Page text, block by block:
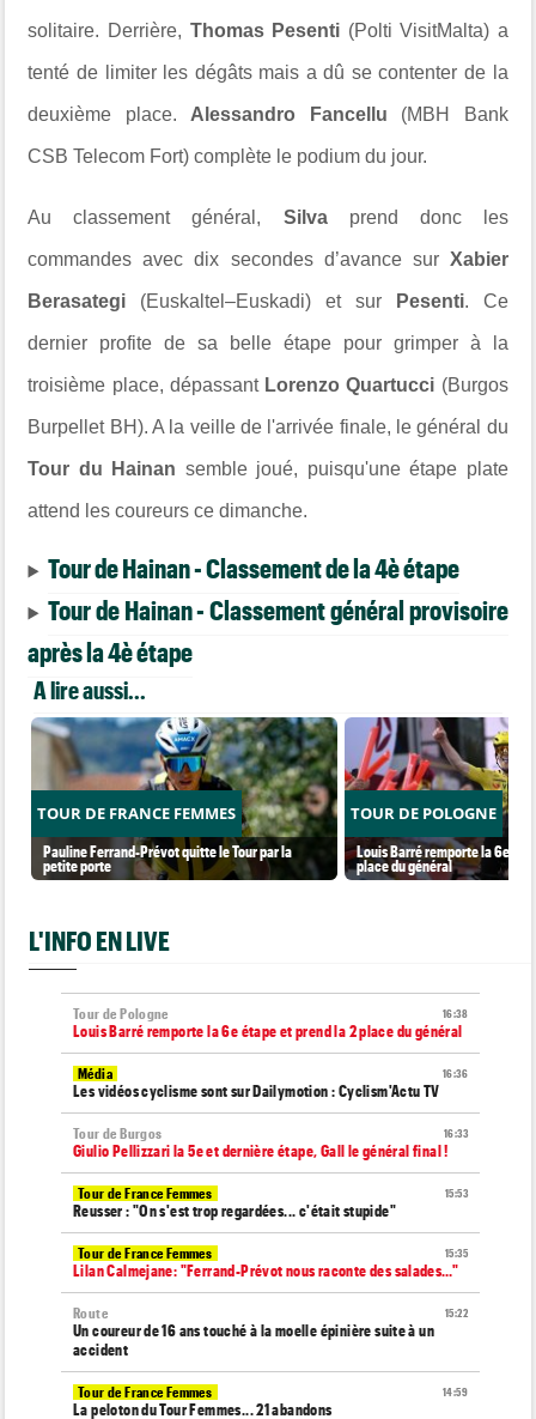
solitaire. Derrière, Thomas Pesenti (Polti VisitMalta) a
tenté de limiter les dégâts mais a dû se contenter de la
deuxième place. Alessandro Fancellu (MBH Bank
CSB Telecom Fort) complète le podium du jour.
Au classement général, Silva prend donc les
commandes avec dix secondes d’avance sur Xabier
Berasategi (Euskaltel–Euskadi) et sur Pesenti. Ce
dernier profite de sa belle étape pour grimper à la
troisième place, dépassantLorenzo Quartucci (Burgos
Burpellet BH). A la veille de l'arrivée finale, le général du
Tour du Hainan semble joué, puisqu'une étape plate
attend les coureurs ce dimanche.
Tour de Hainan - Classement de la 4è étape
Tour de Hainan - Classement général provisoire
après la 4è étape
A lire aussi...
TOUR DE FRANCE FEMMES
Pauline Ferrand-Prévot quitte le Tour par la
petite porte
TOUR DE POLOGNE
Louis Barré remporte la 6e
place du général
L'INFO EN LIVE
16:38
Tour de Pologne
Louis Barré remporte la 6e étape et prend la 2 place du général
16:36
Média
Les vidéos cyclisme sont sur Dailymotion : Cyclism'Actu TV
16:33
Tour de Burgos
Giulio Pellizzari la 5e et dernière étape, Gall le général final !
15:53
Tour de France Femmes
Reusser : "On s'est trop regardées... c'était stupide"
15:35
Tour de France Femmes
Lilan Calmejane: "Ferrand-Prévot nous raconte des salades…"
15:22
Route
Un coureur de 16 ans touché à la moelle épinière suite à un
accident
14:59
Tour de France Femmes
La peloton du Tour Femmes... 21 abandons